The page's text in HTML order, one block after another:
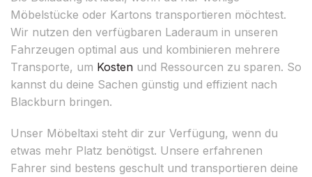
Möbelstücke oder Kartons transportieren möchtest.
Wir nutzen den verfügbaren Laderaum in unseren
Fahrzeugen optimal aus und kombinieren mehrere
Transporte, um Kosten und Ressourcen zu sparen. So
kannst du deine Sachen günstig und effizient nach
Blackburn bringen.
Unser Möbeltaxi steht dir zur Verfügung, wenn du
etwas mehr Platz benötigst. Unsere erfahrenen
Fahrer sind bestens geschult und transportieren deine